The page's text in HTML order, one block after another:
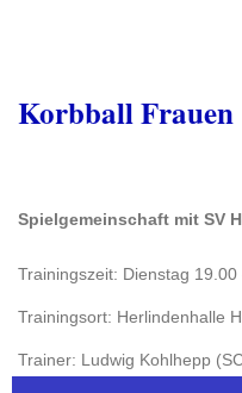
Korbball Frauen
Spielgemeinschaft mit SV
Trainingszeit: Dienstag
Trainingsort: Herlindenhalle
Trainer: Ludwig Kohlhepp